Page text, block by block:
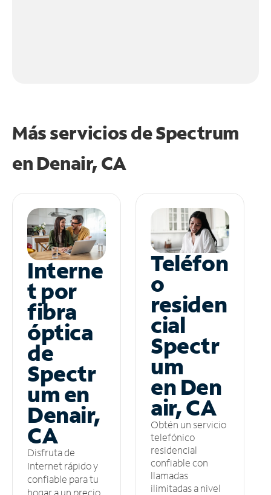
Más servicios de Spectrum
en Denair, CA
Interne
t por
fibra
óptica
de
Spectr
um en
Denair,
CA
Disfruta de
Internet rápido y
confiable para tu
Teléfon
o
residen
cial
Spectr
um
en Den
air, CA
Obtén un servicio
telefónico
residencial
confiable con
llamadas
ilimitadas a nivel